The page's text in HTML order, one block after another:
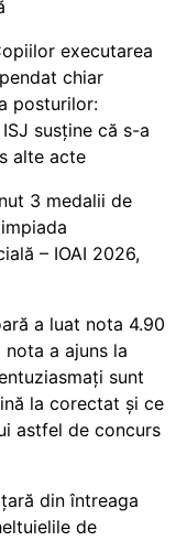
executarea
chiar
posturilor:
susține că s-a
alte acte
3 medalii de
– IOAI 2026,
a luat nota 4.90
a ajuns la
sunt
la corectat și ce
astfel de concurs
din întreaga
de